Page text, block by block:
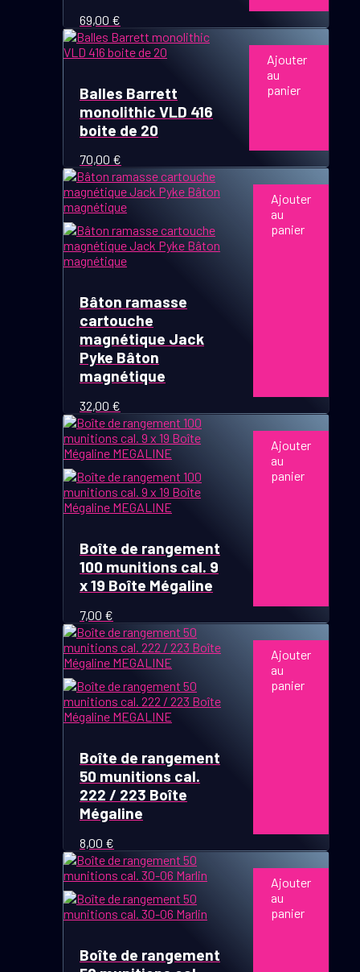
69,00 €
Balles Barrett
monolithic VLD 416
boite de 20
70,00 €
Ajouter
au
panier
Bâton ramasse
cartouche
magnétique Jack
Pyke Bâton
magnétique
32,00 €
Ajouter
au
panier
Boîte de rangement
100 munitions cal. 9
x 19 Boîte Mégaline
7,00 €
Ajouter
au
panier
Boîte de rangement
50 munitions cal.
222 / 223 Boîte
Mégaline
8,00 €
Ajouter
au
panier
Boîte de rangement
Ajouter
au
panier